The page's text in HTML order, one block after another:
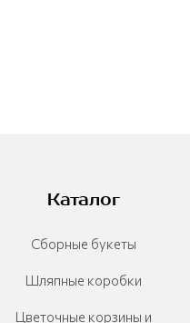
Каталог
Сборные букеты
Шляпные коробки
Цветочные корзины и